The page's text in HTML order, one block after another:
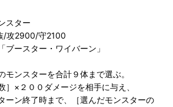
スター
/攻2900/守2100
ブースター・ワイバーン」
モンスターを合計９体まで選ぶ。
］×２００ダメージを相手に与え、
ーン終了時まで、［選んだモンスターの